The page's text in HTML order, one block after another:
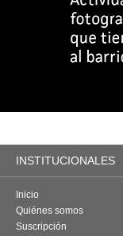
INSTITUCIONALES
Inicio
Quiénes somos
Suscripción